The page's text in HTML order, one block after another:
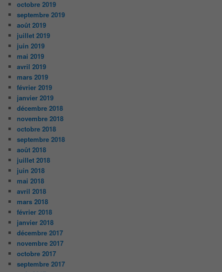
octobre 2019
septembre 2019
août 2019
juillet 2019
juin 2019
mai 2019
avril 2019
mars 2019
février 2019
janvier 2019
décembre 2018
novembre 2018
octobre 2018
septembre 2018
août 2018
juillet 2018
juin 2018
mai 2018
avril 2018
mars 2018
février 2018
janvier 2018
décembre 2017
novembre 2017
octobre 2017
septembre 2017